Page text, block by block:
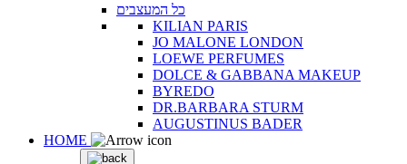
כל המעצבים
KILIAN PARIS
JO MALONE LONDON
LOEWE PERFUMES
DOLCE & GABBANA MAKEUP
BYREDO
DR.BARBARA STURM
AUGUSTINUS BADER
HOME